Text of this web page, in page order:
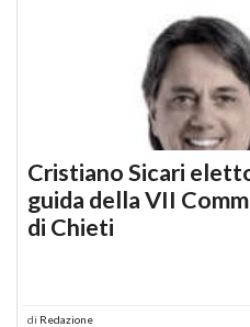
Cristiano Sicari
guida della VII
di Chieti
di Redazione